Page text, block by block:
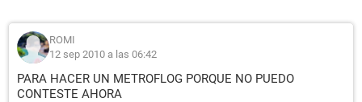
ROMI
12 sep 2010 a las 06:42
PARA HACER UN METROFLOG PORQUE NO PUEDO
CONTESTE AHORA